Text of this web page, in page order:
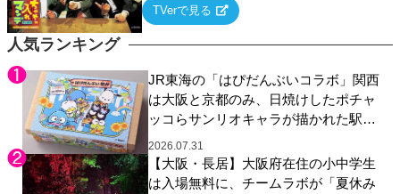
人気ランキング
JR東海の「はぴだんぶいコラボ」関西
は大阪と京都のみ、日焼けしたポチャ
ッコらサンリオキャラが描かれた駅弁
やグッズが登場
2026.07.31
【大阪・長居】大阪府在住の小中学生
は入場無料に、チームラボが「夏休み
ていく関西色を前面に押し出したトークバラ
TVerで見る